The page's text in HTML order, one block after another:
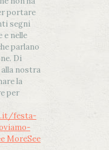
portare
segni
e nelle
parlano
Di
nostra
la
per
festa-
MoreSee